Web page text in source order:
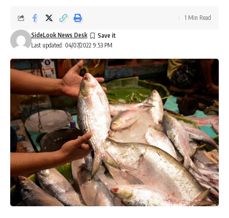
Last updated: 04/07/2022 9:53 PM
SideLook News Desk
1 Min Read